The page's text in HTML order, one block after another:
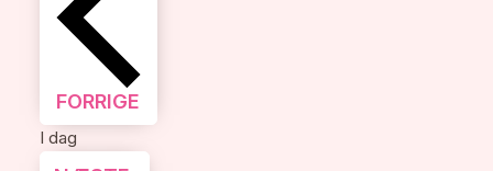
FORRIGE
I dag